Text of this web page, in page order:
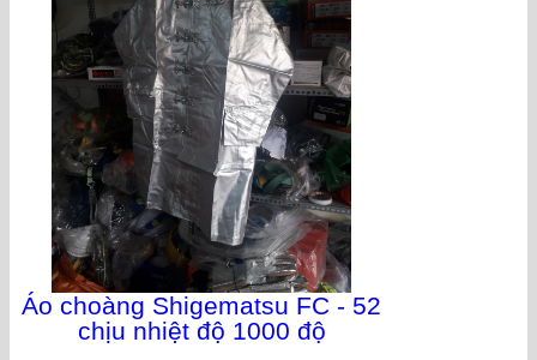
Áo choàng Shigematsu FC - 52
chịu nhiệt độ 1000 độ